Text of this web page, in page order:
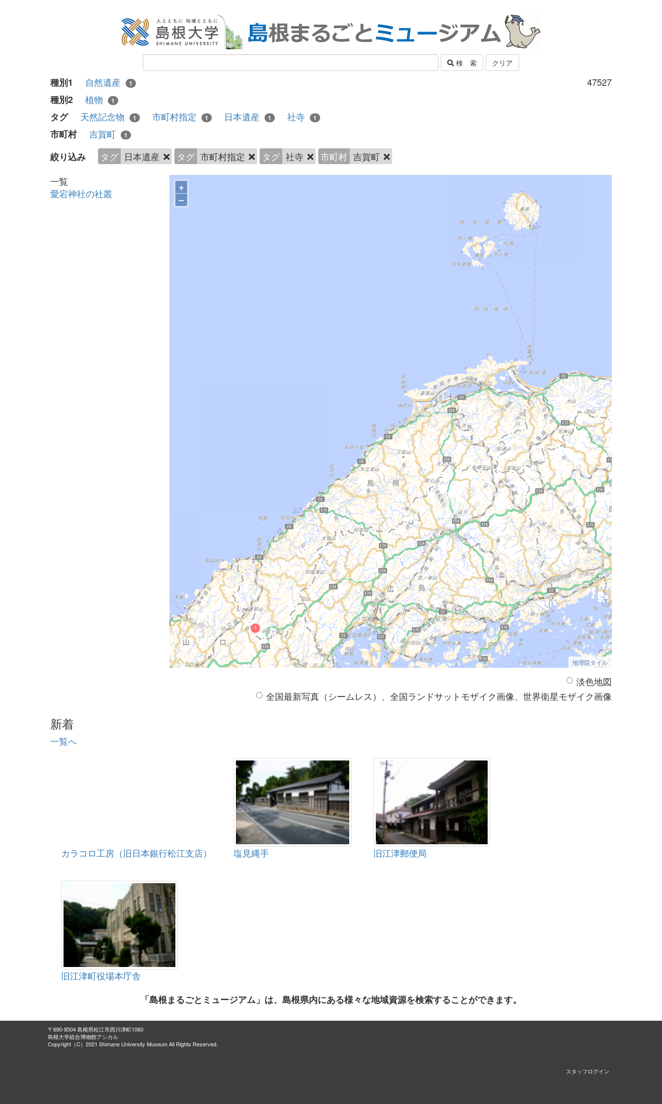
検 索 クリア
47527
種別1 自然遺産 1
種別2 植物 1
タグ 天然記念物 1 市町村指定 1 日本遺産 1 社寺 1
市町村 吉賀町 1
絞り込み タグ 日本遺産 タグ 市町村指定 タグ 社寺 市町村 吉賀町
一覧
愛宕神社の社叢
+
–
地理院タイル
淡色地図
全国最新写真（シームレス）、全国ランドサットモザイク画像、世界衛星モザイク画像
新着
一覧へ
カラコロ工房（旧日本銀行松江支店） 塩見縄手 旧江津郵便局
旧江津町役場本庁舎
「島根まるごとミュージアム」は、島根県内にある様々な地域資源を検索することができます。
〒690-8504 島根県松江市西川津町1060
島根大学総合博物館アシカル
Copyright（C）2021 Shimane University Museum All Rights Reserved.
スタッフログイン